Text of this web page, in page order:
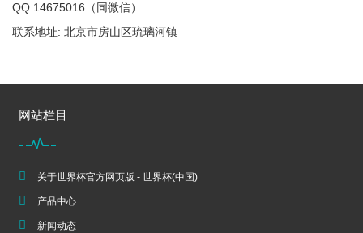
QQ:14675016（同微信）
联系地址: 北京市房山区琉璃河镇
网站栏目
关于世界杯官方网页版 - 世界杯(中国)
产品中心
新闻动态